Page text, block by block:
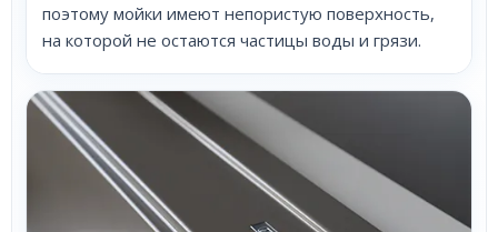
поэтому мойки имеют непористую поверхность,
на которой не остаются частицы воды и грязи.